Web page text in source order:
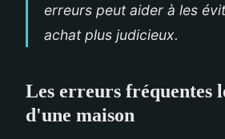
erreurs peut aider à les
achat plus judicieux.
Les erreurs fréquentes
d'une maison